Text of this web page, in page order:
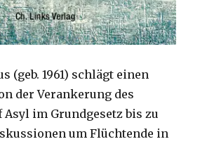
(geb. 1961) schlägt einen
der Verankerung des
Asyl im Grundgesetz bis zu
um Flüchtende in